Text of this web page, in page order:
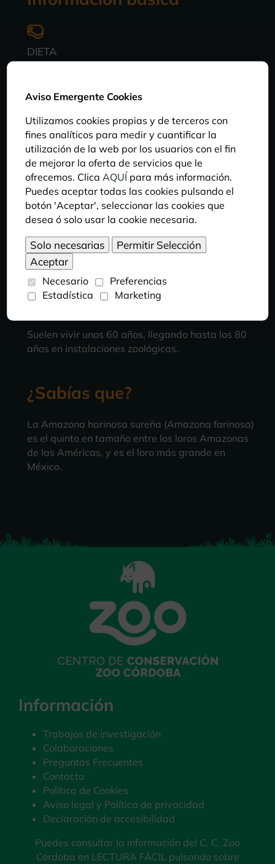
DIETA
relativamente común. Guyana y Surinam
HÁBITAT
Se encuentra en las regiones tropicales de
América Central y Suramérica. Frecuenta el
bosque húmedo y semi-húmedo (raras veces el
bosque caducifolio) y las plantaciones. En las
regiones donde predominan los hábitats
abiertos/secos se limita al bosque de galería o
está totalmente ausente.
Suelen vivir unos 60 años, llegando hasta los 80
años en instalaciones zoológicas.
¿Sabías que?
La Amazona harinosa sureña (Amazona farinosa)
es el quinto en tamaño entre los loros Amazonas
de las Américas, y es el loro más grande en
México.
Información
Trabajos de investigación
Colaboraciones
Preguntas Frecuentes
Contacto
Política de Cookies
Aviso legal y Política de privacidad
Declaración de accesibilidad
Puedes consultar la información del C. C. Zoo
Córdoba en LECTURA FÁCIL pulsando sobre
Aviso Emergente Cookies
Utilizamos cookies propias y de terceros con
fines analíticos para medir y cuantificar la
utilización de la web por los usuarios con el fin
de mejorar la oferta de servicios que le
ofrecemos. Clica AQUÍ para más información.
Puedes aceptar todas las cookies pulsando el
botón 'Aceptar', seleccionar las cookies que
desea ó solo usar la cookie necesaria.
Necesario
Preferencias
Estadística
Marketing